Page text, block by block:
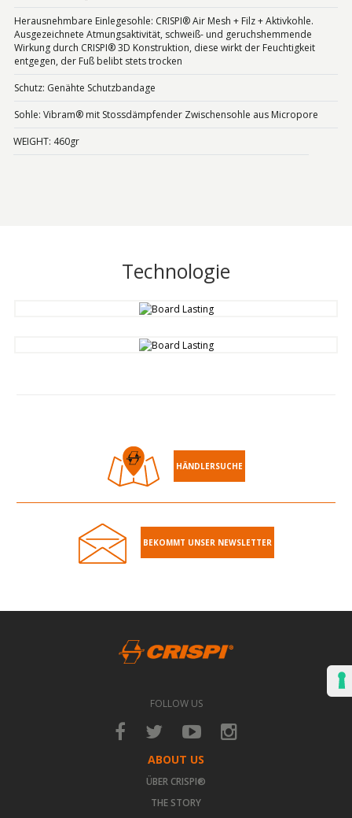
Herausnehmbare Einlegesohle: CRISPI® Air Mesh + Filz + Aktivkohle.
Ausgezeichnete Atmungsaktivität, schweiß- und geruchshemmende
Wirkung durch CRISPI® 3D Konstruktion, diese wirkt der Feuchtigkeit
entgegen, der Fuß belibt stets trocken
Schutz: Genähte Schutzbandage
Sohle: Vibram® mit Stossdämpfender Zwischensohle aus Micropore
WEIGHT: 460gr
Technologie
HÄNDLERSUCHE
BEKOMMT UNSER NEWSLETTER
FOLLOW US
ABOUT US
ÜBER CRISPI®
THE STORY